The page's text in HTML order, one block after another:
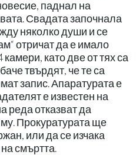
паднал на
Свадата започнала
няколко души и се
отричат да е имало
като две от тях са
твърдят, че те са
запис. Апаратурата е
е известен на
реда отказват да
Прокуратурата ще
или да се изчака
смъртта.